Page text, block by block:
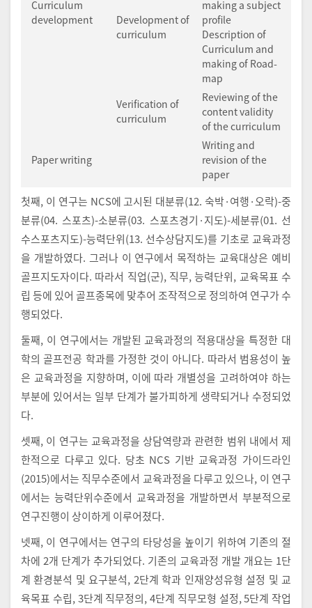
Curriculum
development
Development of
curriculum
making a subject
profile
Description of
Curriculum and
making of Road-
map
Verification of
curriculum
Reviewing of the
content validity
of the curriculum
Paper writing
Writing and
revision of the
paper
첫째, 이 연구는 NCS에 고시된 대분류(12. 숙박·여행·오락)-중
분류(04. 스포츠)-소분류(03. 스포츠경기·지도)-세분류(01. 선
수스포츠지도)-능력단위(13. 선수상담지도)를 기초로 교육과정
을 개발하였다. 그러나 이 연구에서 목적하는 교육대상은 예비
골프지도자이다. 따라서 직업(군), 직무, 능력단위, 교육목표 수
립 등에 있어 골프종목에 맞추어 조작적으로 정의하여 연구가 수
행되었다.
둘째, 이 연구에서는 개발된 교육과정의 적용대상을 특정한 대
학의 골프전공 학과를 가정한 것이 아니다. 따라서 범용성이 높
은 교육과정을 지향하며, 이에 따라 개별성을 고려하여야 하는
부분에 있어서는 일부 단계가 불가피하게 생략되거나 수정되었
다.
셋째, 이 연구는 교육과정을 상담역량과 관련한 범위 내에서 제
한적으로 다루고 있다. 당초 NCS 기반 교육과정 가이드라인
(2015)에서는 직무수준에서 교육과정을 다루고 있으나, 이 연구
에서는 능력단위수준에서 교육과정을 개발하면서 부분적으로
연구진행이 상이하게 이루어졌다.
넷째, 이 연구에서는 연구의 타당성을 높이기 위하여 기존의 절
차에 2개 단계가 추가되었다. 기존의 교육과정 개발 개요는 1단
계 환경분석 및 요구분석, 2단계 학과 인재양성유형 설정 및 교
육목표 수립, 3단계 직무정의, 4단계 직무모형 설정, 5단계 작업